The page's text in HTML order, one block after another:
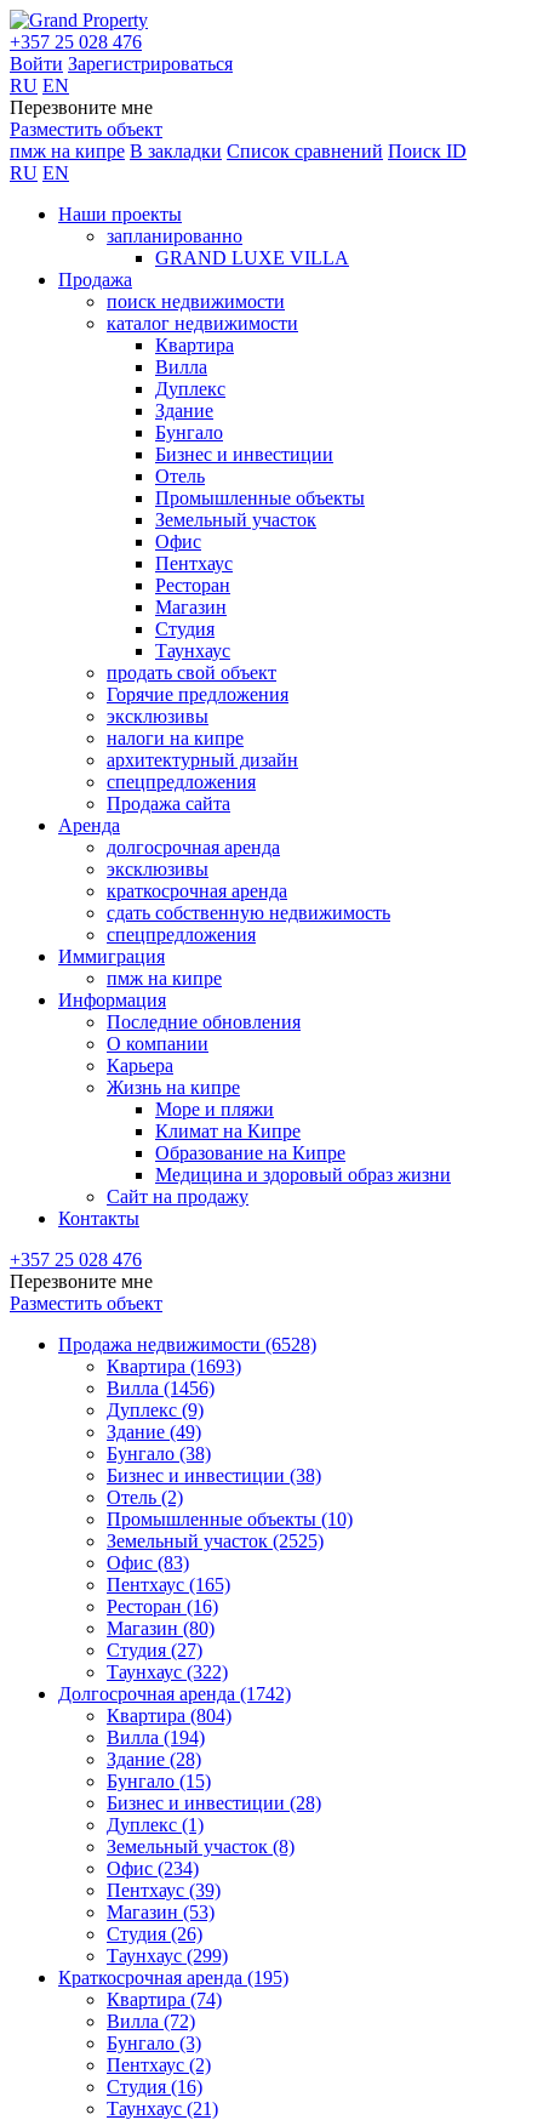
+357 25 028 476
Войти Зарегистрироваться
RU EN
Перезвоните мне
Разместить объект
пмж на кипре В закладки Список сравнений Поиск ID
RU EN
Наши проекты
запланированно
GRAND LUXE VILLA
Продажа
поиск недвижимости
каталог недвижимости
Квартира
Вилла
Дуплекс
Здание
Бунгало
Бизнес и инвестиции
Отель
Промышленные объекты
Земельный участок
Офис
Пентхаус
Ресторан
Магазин
Студия
Таунхаус
продать свой объект
Горячие предложения
эксклюзивы
налоги на кипре
архитектурный дизайн
спецпредложения
Продажа сайта
Аренда
долгосрочная аренда
эксклюзивы
краткосрочная аренда
сдать собственную недвижимость
спецпредложения
Иммиграция
пмж на кипре
Информация
Последние обновления
О компании
Карьера
Жизнь на кипре
Море и пляжи
Климат на Кипре
Образование на Кипре
Медицина и здоровый образ жизни
Сайт на продажу
Контакты
+357 25 028 476
Перезвоните мне
Разместить объект
Продажа недвижимости (6528)
Квартира (1693)
Вилла (1456)
Дуплекс (9)
Здание (49)
Бунгало (38)
Бизнес и инвестиции (38)
Отель (2)
Промышленные объекты (10)
Земельный участок (2525)
Офис (83)
Пентхаус (165)
Ресторан (16)
Магазин (80)
Студия (27)
Таунхаус (322)
Долгосрочная аренда (1742)
Квартира (804)
Вилла (194)
Здание (28)
Бунгало (15)
Бизнес и инвестиции (28)
Дуплекс (1)
Земельный участок (8)
Офис (234)
Пентхаус (39)
Магазин (53)
Студия (26)
Таунхаус (299)
Краткосрочная аренда (195)
Квартира (74)
Вилла (72)
Бунгало (3)
Пентхаус (2)
Студия (16)
Таунхаус (21)